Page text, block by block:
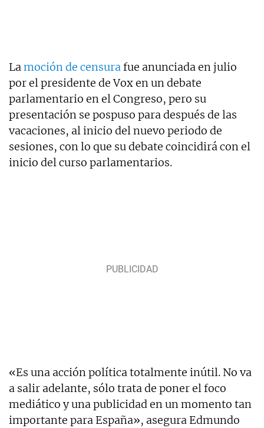
Lamoción de censurafue anunciada en julio
por el presidente de Vox en un debate
parlamentario en el Congreso, pero su
presentación se pospuso para después de las
vacaciones, al inicio del nuevo periodo de
sesiones, con lo que su debate coincidirá con el
inicio del curso parlamentarios.
«Es una acción política totalmente inútil. No va
a salir adelante, sólo trata de poner el foco
mediático y una publicidad en un momento tan
importante para España», asegura Edmundo